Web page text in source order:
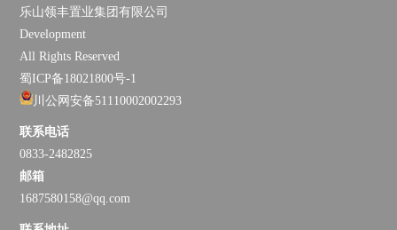
乐山领丰置业集团有限公司
Development
All Rights Reserved
蜀ICP备18021800号-1
川公网安备51110002002293
联系电话
0833-2482825
邮箱
1687580158@qq.com